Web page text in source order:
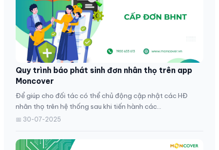
Quy trình báo phát sinh đơn nhân thọ trên app
Moncover
Để giúp cho đối tác có thể chủ động cập nhật các HĐ
nhân thọ trên hệ thống sau khi tiến hành các...
📅 30-07-2025